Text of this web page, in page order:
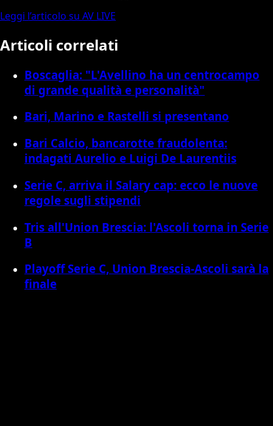
Leggi l’articolo su AV LIVE
Articoli correlati
Boscaglia: "L'Avellino ha un centrocampo
di grande qualità e personalità"
Bari, Marino e Rastelli si presentano
Bari Calcio, bancarotte fraudolenta:
indagati Aurelio e Luigi De Laurentiis
Serie C, arriva il Salary cap: ecco le nuove
regole sugli stipendi
Tris all'Union Brescia: l'Ascoli torna in Serie
B
Playoff Serie C, Union Brescia-Ascoli sarà la
finale